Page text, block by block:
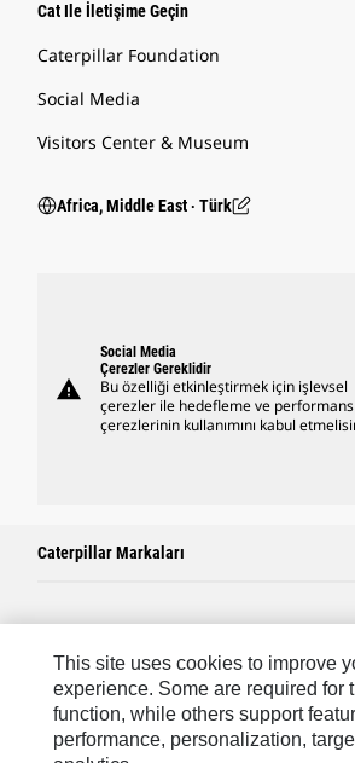
Cat Ile İletişime Geçin
Caterpillar Foundation
Social Media
Visitors Center & Museum
Africa, Middle East ‧ Türk
warning
Social Media
Çerezler Gereklidir
Bu özelliği etkinleştirmek için işlevsel
çerezler ile hedefleme ve performans
çerezlerinin kullanımını kabul
Caterpillar Markaları
Caterpillar Müşteri Hizmetleri Ve Iletişim
Site Haritası
This site uses cookies to improve
experience. Some are required for
function, while others support
performance, personalization,